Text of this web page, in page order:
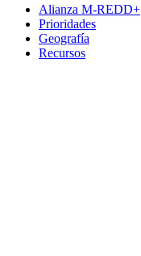
Alianza M-REDD+
Prioridades
Geografía
Recursos